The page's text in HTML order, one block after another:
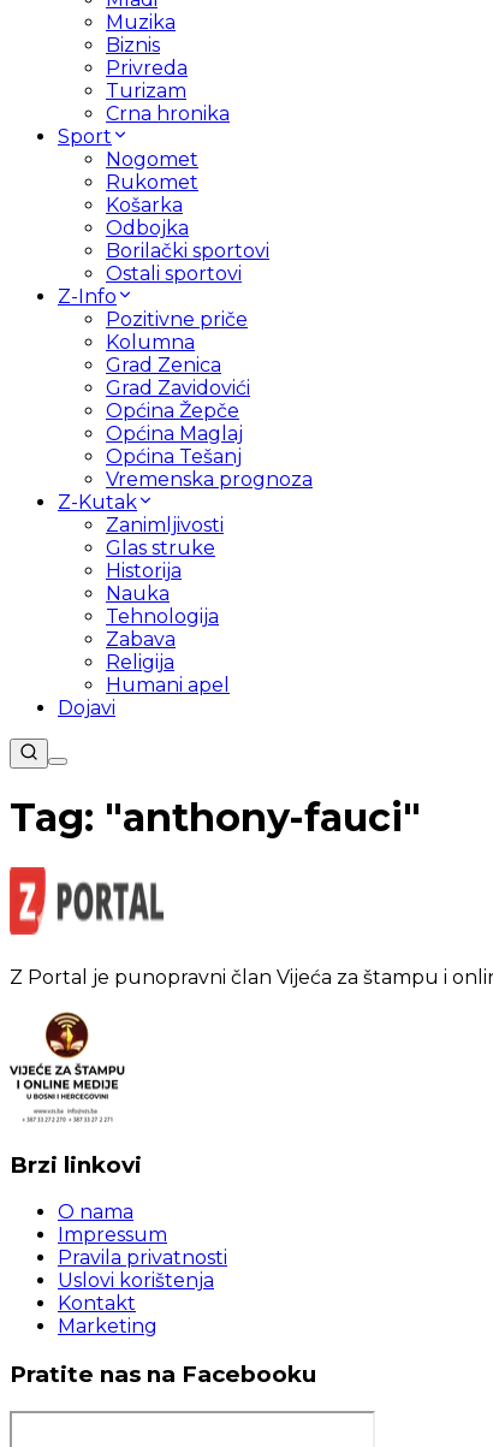
Muzika
Biznis
Privreda
Turizam
Crna hronika
Sport
Nogomet
Rukomet
Košarka
Odbojka
Borilački sportovi
Ostali sportovi
Z-Info
Pozitivne priče
Kolumna
Grad Zenica
Grad Zavidovići
Općina Žepče
Općina Maglaj
Općina Tešanj
Vremenska prognoza
Z-Kutak
Zanimljivosti
Glas struke
Historija
Nauka
Tehnologija
Zabava
Religija
Humani apel
Dojavi
Tag: "anthony-fauci"
Z Portal je punopravni član Vijeća za štampu i
Brzi linkovi
O nama
Impressum
Pravila privatnosti
Uslovi korištenja
Kontakt
Marketing
Pratite nas na Facebooku